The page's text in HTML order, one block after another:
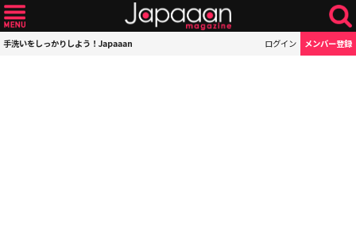
手洗いをしっかりしよう！Japaaan ログイン メンバー登録